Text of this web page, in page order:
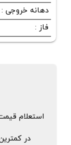
دهانه خروجی :
فاز :
استعلام
در